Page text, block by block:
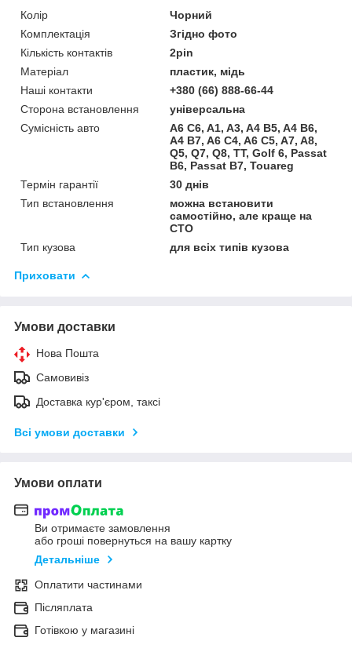
Колір
Чорний
Комплектація
Згідно фото
Кількість контактів
2pin
Матеріал
пластик, мідь
Наші контакти
+380 (66) 888-66-44
Сторона встановлення
універсальна
Сумісність авто
A6 C6, A1, A3, A4 B5, A4 B6,
A4 B7, A6 C4, A6 C5, A7, A8,
Q5, Q7, Q8, TT, Golf 6, Passat
B6, Passat B7, Touareg
Термін гарантії
30 днів
Тип встановлення
можна встановити
самостійно, але краще на
СТО
Тип кузова
для всіх типів кузова
Приховати
Умови доставки
Нова Пошта
Самовивіз
Доставка кур'єром, таксі
Всі умови доставки
Умови оплати
Ви отримаєте замовлення
або гроші повернуться на вашу картку
Детальніше
Оплатити частинами
Післяплата
Готівкою у магазині